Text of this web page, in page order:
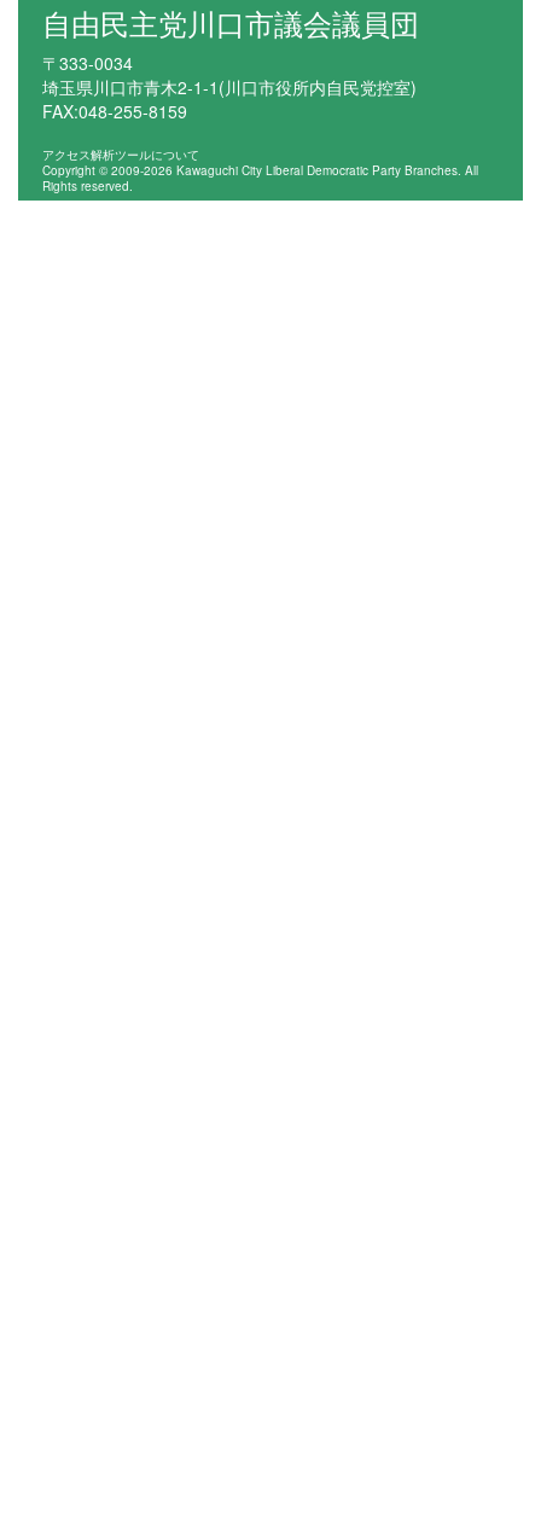
自由民主党川口市議会議員団
〒333-0034
埼玉県川口市青木2-1-1(川口市役所内自民党控室)
FAX:048-255-8159
アクセス解析ツールについて
Copyright © 2009-2026 Kawaguchi City Liberal Democratic Party Branches. All
Rights reserved.